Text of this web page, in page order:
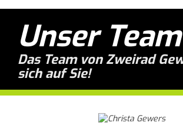
Unser Team
Das Team von Zweirad
sich auf Sie!